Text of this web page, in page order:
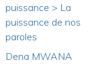
puissance > La
puissance de nos
paroles
Dena MWANA